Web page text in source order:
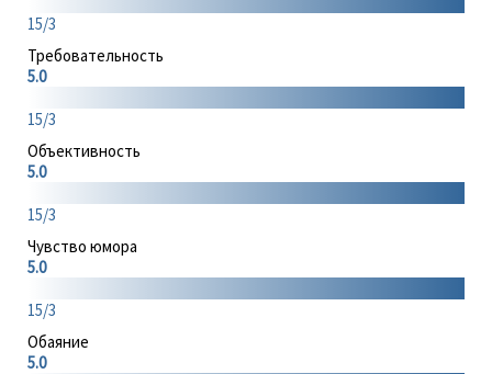
15/3
Требовательность
5.0
15/3
Объективность
5.0
15/3
Чувство юмора
5.0
15/3
Обаяние
5.0